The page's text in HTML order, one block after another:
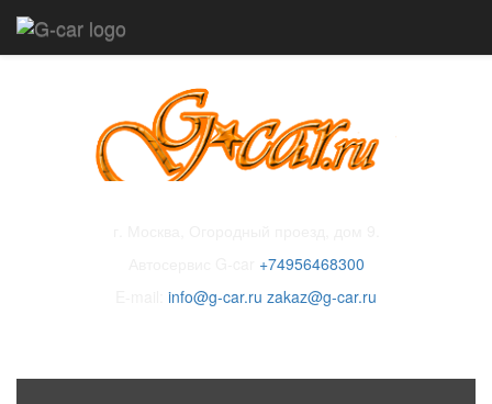
+74956468300
info@g-car.ru zakaz@g-car.ru